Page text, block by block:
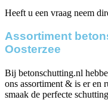
Heeft u een vraag neem
Assortiment
Oosterzee
Bij betonschutting.nl
ons assortiment & is er en
smaak de perfecte